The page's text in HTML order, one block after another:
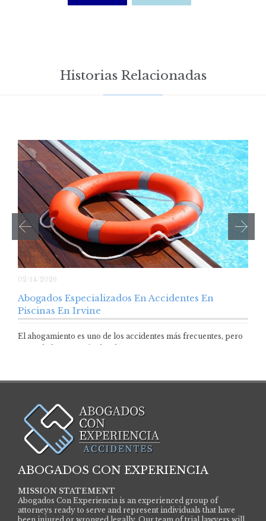
Historias Relacionadas
02/14/2026
Abogados Especializados En Accidentes En
Piscinas En Irvine
El ahogamiento es uno de los accidentes más frecuentes, pero
ABOGADOS CON EXPERIENCIA
MISSION STATEMENT
Abogados Con Experiencia is an experienced group of
attorneys ready to serve and represent individuals that have